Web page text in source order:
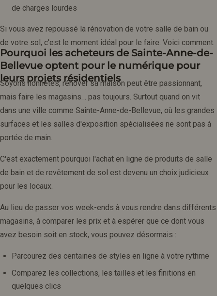
de charges lourdes
Si vous avez repoussé la rénovation de votre salle de bain ou
de votre sol, c'est le moment idéal pour le faire. Voici comment.
Pourquoi les acheteurs de Sainte-Anne-de-
Bellevue optent pour le numérique pour
leurs projets résidentiels
Soyons honnêtes, rénover sa maison peut être passionnant,
mais faire les magasins… pas toujours. Surtout quand on vit
dans une ville comme Sainte-Anne-de-Bellevue, où les grandes
surfaces et les salles d'exposition spécialisées ne sont pas à
portée de main.
C'est exactement pourquoi l'achat en ligne de produits de salle
de bain et de revêtement de sol est devenu un choix judicieux
pour les locaux.
Au lieu de passer vos week-ends à vous rendre dans différents
magasins, à comparer les prix et à espérer que ce dont vous
avez besoin soit en stock, vous pouvez désormais :
Parcourez des centaines de styles en ligne à votre rythme
Comparez les collections, les tailles et les finitions en
quelques clics